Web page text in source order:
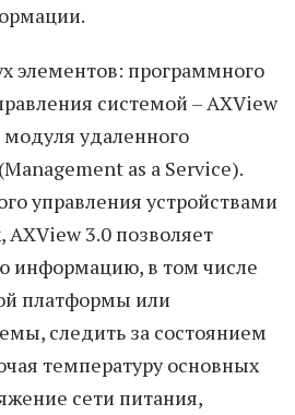
элементов: программного
системой – AXView
удаленного
as a Service).
управления устройствами
3.0 позволяет
информацию, в том числе
платформы или
следить за состоянием
температуру основных
сети питания,